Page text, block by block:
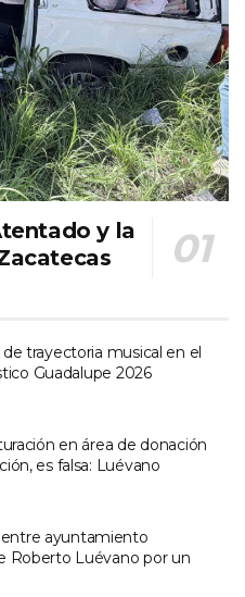
y la
trayectoria musical en el
Guadalupe 2026
en área de donación
es falsa: Luévano
ayuntamiento
Roberto Luévano por un